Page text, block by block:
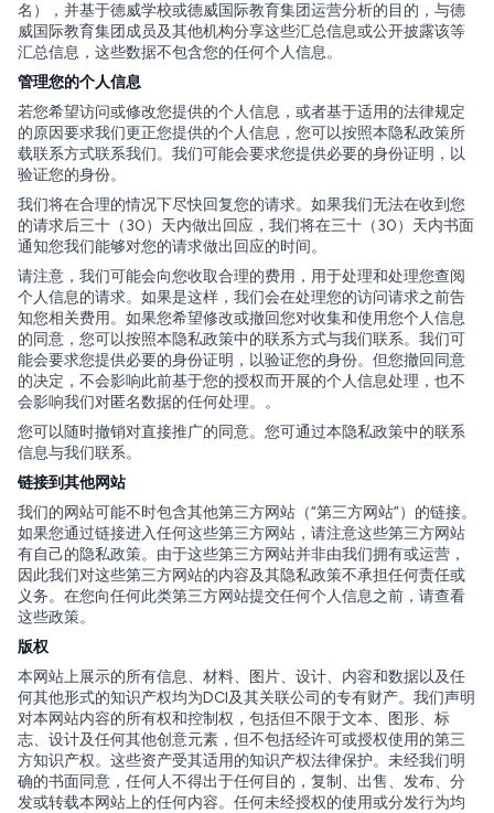
名），并基于德威学校或德威国际教育集团运营分析的目的，与德
威国际教育集团成员及其他机构分享这些汇总信息或公开披露该等
汇总信息，这些数据不包含您的任何个人信息。
管理您的个人信息
若您希望访问或修改您提供的个人信息，或者基于适用的法律规定
的原因要求我们更正您提供的个人信息，您可以按照本隐私政策所
载联系方式联系我们。我们可能会要求您提供必要的身份证明，以
验证您的身份。
我们将在合理的情况下尽快回复您的请求。如果我们无法在收到您
的请求后三十（30）天内做出回应，我们将在三十（30）天内书面
通知您我们能够对您的请求做出回应的时间。
请注意，我们可能会向您收取合理的费用，用于处理和处理您查阅
个人信息的请求。如果是这样，我们会在处理您的访问请求之前告
知您相关费用。如果您希望修改或撤回您对收集和使用您个人信息
的同意，您可以按照本隐私政策中的联系方式与我们联系。我们可
能会要求您提供必要的身份证明，以验证您的身份。但您撤回同意
的决定，不会影响此前基于您的授权而开展的个人信息处理，也不
会影响我们对匿名数据的任何处理。。
您可以随时撤销对直接推广的同意。您可通过本隐私政策中的联系
信息与我们联系。
链接到其他网站
我们的网站可能不时包含其他第三方网站（“第三方网站”）的链接。
如果您通过链接进入任何这些第三方网站，请注意这些第三方网站
有自己的隐私政策。由于这些第三方网站并非由我们拥有或运营，
因此我们对这些第三方网站的内容及其隐私政策不承担任何责任或
义务。在您向任何此类第三方网站提交任何个人信息之前，请查看
这些政策。
版权
本网站上展示的所有信息、材料、图片、设计、内容和数据以及任
何其他形式的知识产权均为DCI及其关联公司的专有财产。我们声明
对本网站内容的所有权和控制权，包括但不限于文本、图形、标
志、设计及任何其他创意元素，但不包括经许可或授权使用的第三
方知识产权。这些资产受其适用的知识产权法律保护。未经我们明
确的书面同意，任何人不得出于任何目的，复制、出售、发布、分
发或转载本网站上的任何内容。任何未经授权的使用或分发行为均